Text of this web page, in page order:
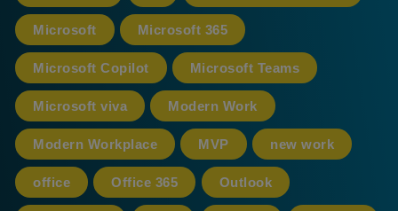
Microsoft Microsoft 365
Microsoft Copilot Microsoft Teams
Microsoft viva Modern Work
Modern Workplace MVP new work
office Office 365 Outlook